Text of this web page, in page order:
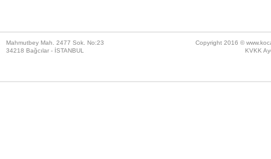
Mahmutbey Mah. 2477 Sok. No:23
34218 Bağcılar - İSTANBUL
Copyright 2016 ©
KVKK